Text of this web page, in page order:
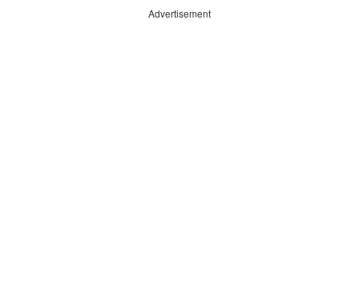
Advertisement